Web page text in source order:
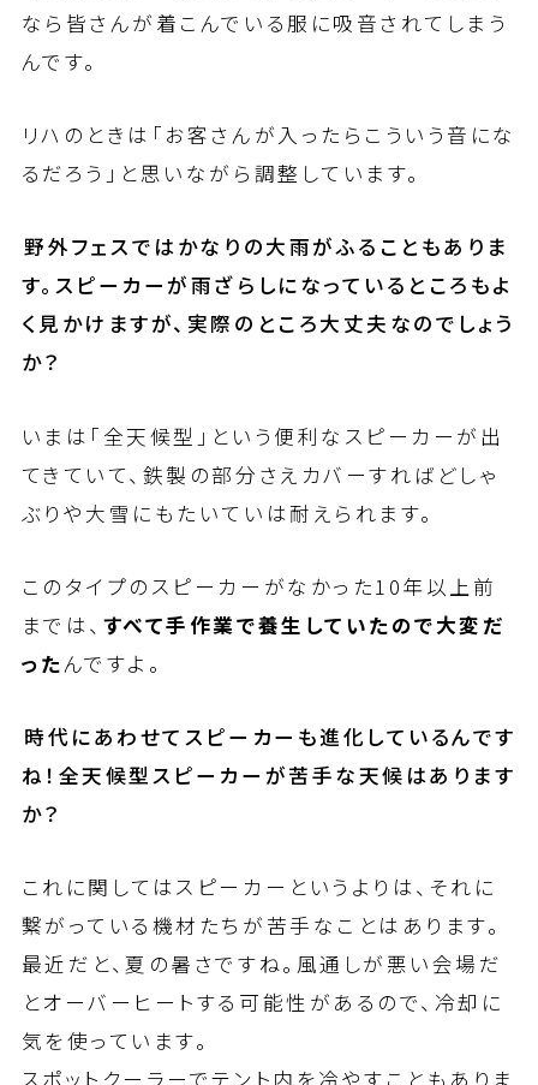
なら皆さんが着こんでいる服に吸音されてしまう
んです。
リハのときは「お客さんが入ったらこういう音にな
るだろう」と思いながら調整しています。
――野外フェスではかなりの大雨がふることもありま
す。スピーカーが雨ざらしになっているところもよ
く見かけますが、実際のところ大丈夫なのでしょう
か？
いまは「全天候型」という便利なスピーカーが出
てきていて、鉄製の部分さえカバーすればどしゃ
ぶりや大雪にもたいていは耐えられます。
このタイプのスピーカーがなかった10年以上前
までは、 すべて手作業で養生していたので大変だ
ったんですよ。
――時代にあわせてスピーカーも進化しているんです
ね！全天候型スピーカーが苦手な天候はあります
か？
これに関してはスピーカーというよりは、それに
繋がっている機材たちが苦手なことはあります。
最近だと、夏の暑さですね。風通しが悪い会場だ
とオーバーヒートする可能性があるので、冷却に
気を使っています。